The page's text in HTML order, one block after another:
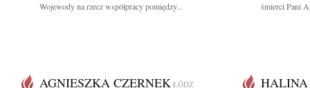
Wojewody na rzecz współpracy pomiędzy...
śmierci Pani
AGNIESZKA CZERNEK ŁÓDŹ HALINA